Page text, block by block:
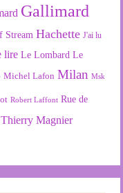
Gallimard
Stream Hachette J'ai lu
lire Le Lombard Le
Michel Lafon Milan Msk
Robert Laffont Rue de
Thierry Magnier